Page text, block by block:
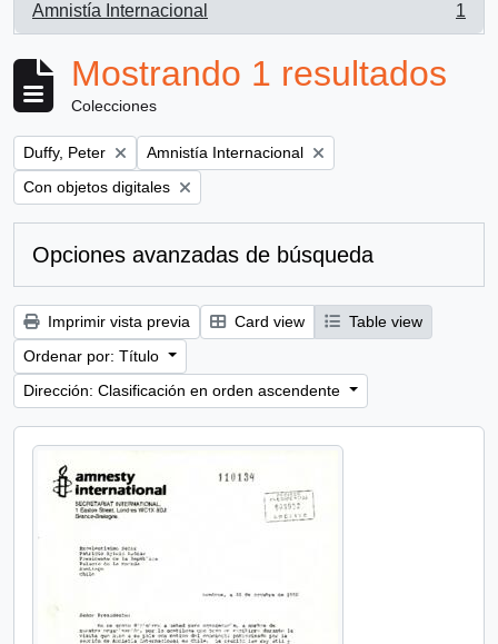
Amnistía Internacional
, 1 resultados
1
Mostrando 1 resultados
Colecciones
Remove filter:
Duffy, Peter Remove filter:
Amnistía Internacional
Remove filter:
Con objetos digitales
Opciones avanzadas de búsqueda
Imprimir vista previa Card view
Table view
Ordenar por: Título
Dirección: Clasificación en orden ascendente